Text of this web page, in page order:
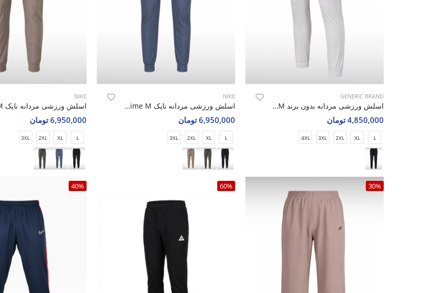
GENERIC BRAND
اسلش ورزشی مردانه بدون برند Urban Spirit M
4,850,000 تومان
L
XL
2XL
3XL
4XL
NIKE
اسلش ورزشی مردانه نایک Nike Aero Prime M
6,950,000 تومان
L
XL
2XL
3XL
NIKE
6,950,000 تومان
L
XL
2XL
3XL
30%
60%
40%